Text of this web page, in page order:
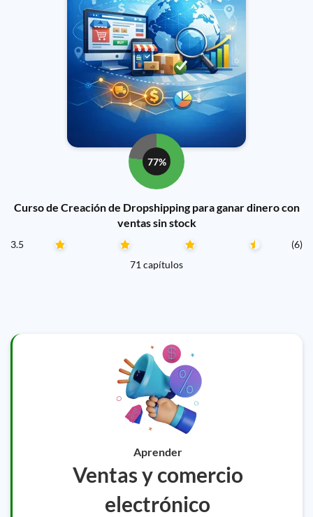
77%
Curso de Creación de Dropshipping para ganar dinero con
ventas sin stock
3.5
(6)
71 capítulos
Aprender
Ventas y comercio
electrónico